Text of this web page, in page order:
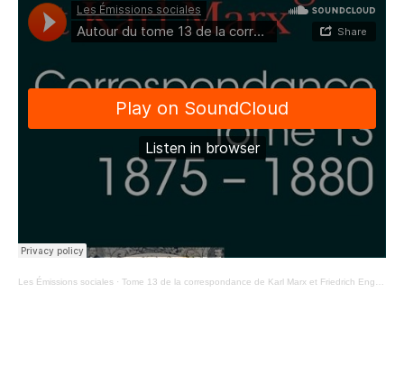
Les Émissions sociales · Tome 13 de la correspondance de Karl Marx et Friedrich Engels (1875-1880)